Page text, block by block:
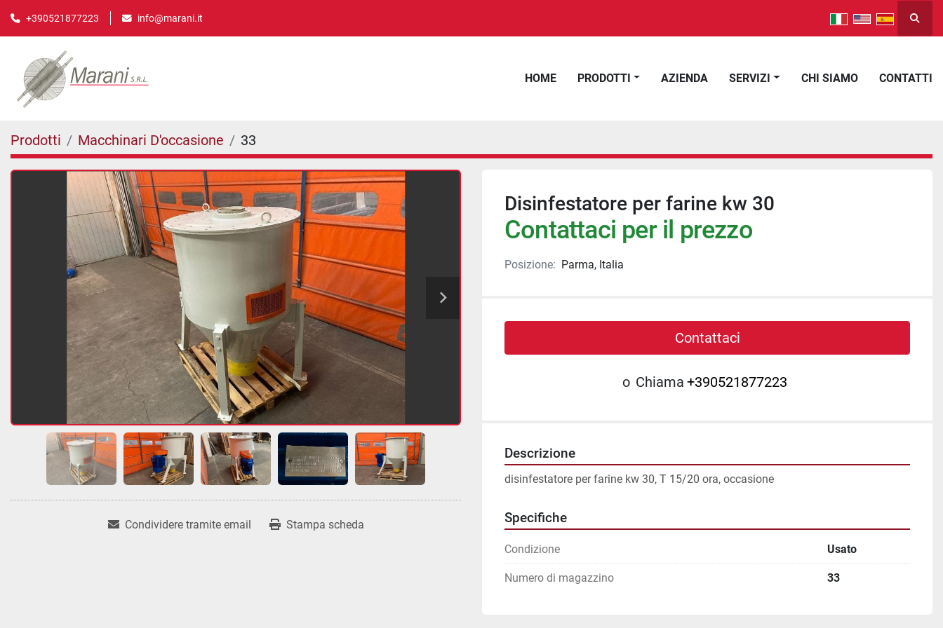
+390521877223 info@marani.it
Cerca
HOME PRODOTTI AZIENDA SERVIZI CHI SIAMO CONTATTI
Prodotti Macchinari D'occasione 33
Condividere tramite email Stampa scheda
Disinfestatore per farine kw 30
Contattaci per il prezzo
Posizione: Parma, Italia
Contattaci
o Chiama +390521877223
Descrizione
disinfestatore per farine kw 30, T 15/20 ora, occasione
Specifiche
Condizione Usato
Numero di magazzino 33